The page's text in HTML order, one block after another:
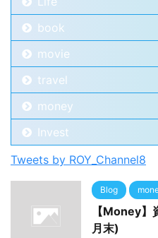
book
movie
travel
money
Invest
Tweets by ROY_Channel8
Blog
【Money
月末)